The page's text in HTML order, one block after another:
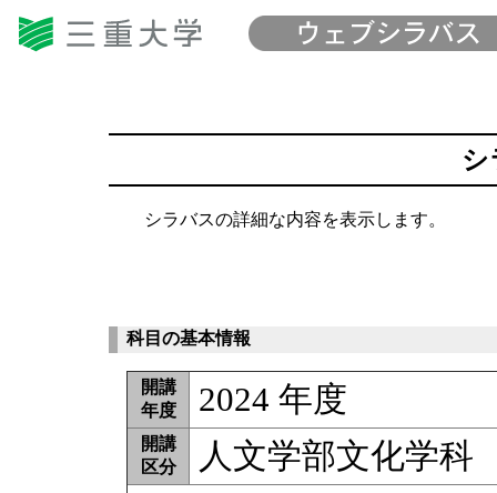
シ
シラバスの詳細な内容を表示します。
科目の基本情報
開講
年度
2024 年度
開講
区分
人文学部文化学科